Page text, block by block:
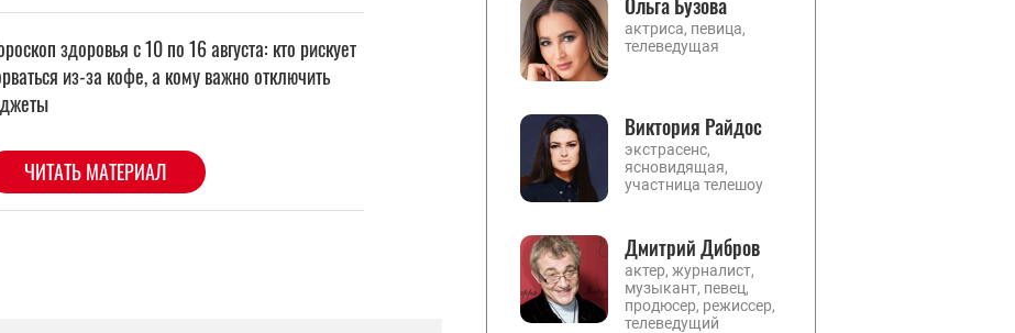
актриса, певица,
телеведущая
Виктория Райдос
экстрасенс,
ясновидящая,
участница телешоу
Дмитрий Дибров
актер, журналист,
музыкант, певец,
продюсер, режиссер,
телеведущий